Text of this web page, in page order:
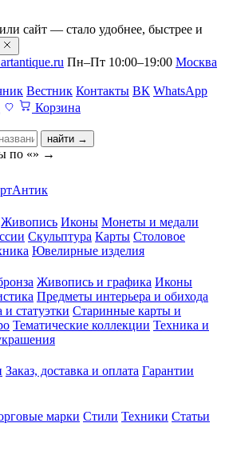
сайт — стало удобнее, быстрее и
Пн–Пт 10:00–19:00 Москва
Вестник Контакты ВК WhatsApp
Корзина
найти →
по «» →
Живопись Иконы Монеты и медали
Скульптура Карты Столовое
Ювелирные изделия
Живопись и графика Иконы
Предметы интерьера и обихода
и статуэтки Старинные карты и
Тематические коллекции Техника и
Заказ, доставка и оплата Гарантии
марки Стили Техники Статьи